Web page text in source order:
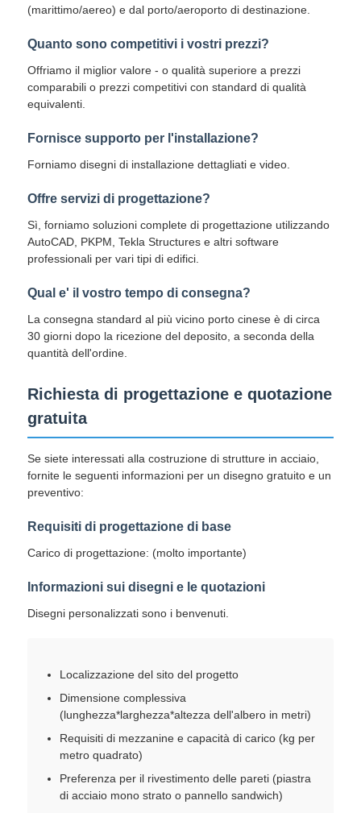
(marittimo/aereo) e dal porto/aeroporto di destinazione.
Quanto sono competitivi i vostri prezzi?
Offriamo il miglior valore - o qualità superiore a prezzi
comparabili o prezzi competitivi con standard di qualità
equivalenti.
Fornisce supporto per l'installazione?
Forniamo disegni di installazione dettagliati e video.
Offre servizi di progettazione?
Sì, forniamo soluzioni complete di progettazione utilizzando
AutoCAD, PKPM, Tekla Structures e altri software
professionali per vari tipi di edifici.
Qual e' il vostro tempo di consegna?
La consegna standard al più vicino porto cinese è di circa
30 giorni dopo la ricezione del deposito, a seconda della
quantità dell'ordine.
Richiesta di progettazione e quotazione
gratuita
Se siete interessati alla costruzione di strutture in acciaio,
fornite le seguenti informazioni per un disegno gratuito e un
preventivo:
Requisiti di progettazione di base
Carico di progettazione: (molto importante)
Informazioni sui disegni e le quotazioni
Disegni personalizzati sono i benvenuti.
Localizzazione del sito del progetto
Dimensione complessiva
(lunghezza*larghezza*altezza dell'albero in metri)
Requisiti di mezzanine e capacità di carico (kg per
metro quadrato)
Preferenza per il rivestimento delle pareti (piastra
di acciaio mono strato o pannello sandwich)